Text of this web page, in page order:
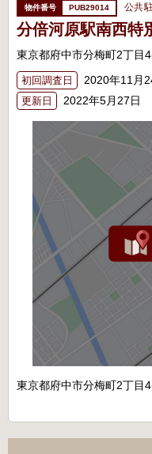
PUB29014 公共
分倍河原駅南西特
東京都府中市分梅町2丁目
初回調査日 2020年11月
更新日 2022年5月27日
東京都府中市分梅町2丁目